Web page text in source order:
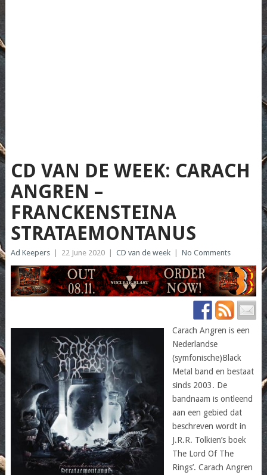
CD VAN DE WEEK: CARACH
ANGREN –
FRANCKENSTEINA
STRATAEMONTANUS
Ad Keepers 22 June 2020 CD van de week No Comments
Carach Angren is een
Nederlandse
(symfonische)Black
Metal band en bestaat
sinds 2003. De
bandnaam is ontleend
aan een gebied dat
beschreven wordt in
J.R.R. Tolkien’s boek
The Lord Of The
Rings’. Carach Angren